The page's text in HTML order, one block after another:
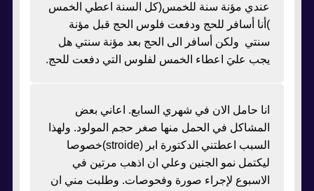
عندي مؤنة سنة للخمس(كل السنة اعطي الخمس
)أنا أسافر للحج ودفعت فلوس الحج قبل مؤنة
سنتي ولكن أسافر الى الحج بعد مؤنة سنتي هل
يجب عليَ اعطاء الخمس لفلوس التي دفعت للحج.
انا حامل الان في شهري السابع. اعاني بعض
المشاكل في الحمل منها صغر حجم المولود. ولهذا
السبب اعطتني الدكتورة ابر (stroide)خصوصا
ليكتمل نمو الجنين وعلي ان اذهب مرتين في
الاسبوع لإجراء صورة وفحوصات. وطلبت مني ان